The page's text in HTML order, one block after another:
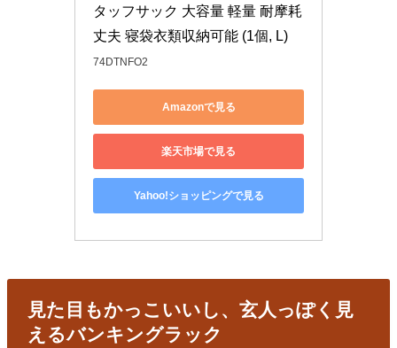
タッフサック 大容量 軽量 耐摩耗
丈夫 寝袋衣類収納可能 (1個, L)
74DTNFO2
Amazonで見る
楽天市場で見る
Yahoo!ショッピングで見る
見た目もかっこいいし、玄人っぽく見
えるバンキングラック